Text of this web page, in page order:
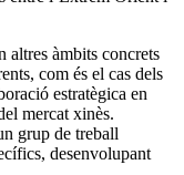
altres àmbits concrets
com és el cas dels
estratègica en
mercat xinès.
grup de treball
desenvolupant